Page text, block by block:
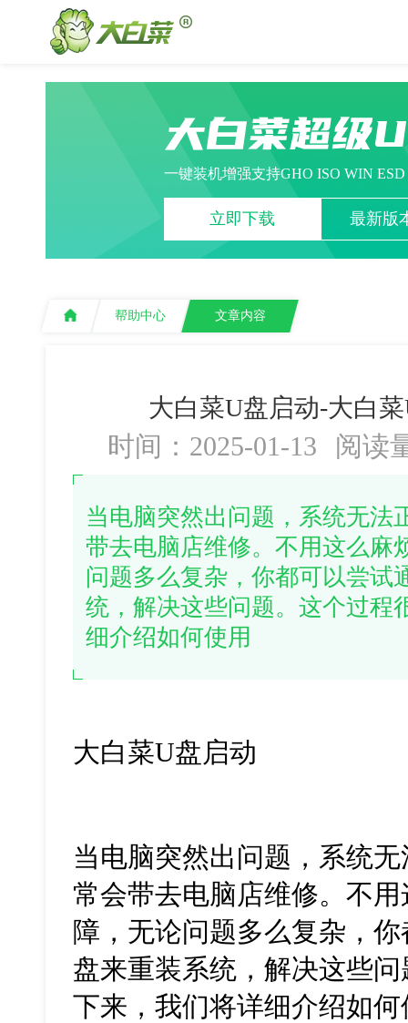
大白菜超级
一键装机增强支持GHO ISO WIN
立即下载 最新版
帮助中心 文章内容
大白菜U盘启动-大白
时间：2025-01-13 阅读
当电脑突然出问题，系统无法
带去电脑店维修。不用这么麻
问题多么复杂，你都可以尝试
统，解决这些问题。这个过程
细介绍如何使用
大白菜U盘启动
当电脑突然出问题，系统
常会带去电脑店维修。不
障，无论问题多么复杂，
盘来重装系统，解决这些
下来，我们将详细介绍如